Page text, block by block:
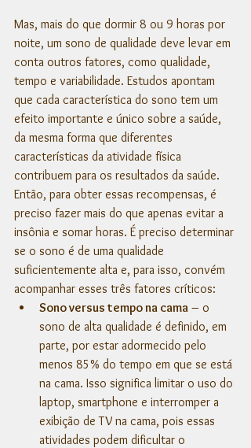
Mas, mais do que dormir 8 ou 9 horas por
noite, um sono de qualidade deve levar em
conta outros fatores, como qualidade,
tempo e variabilidade. Estudos apontam
que cada característica do sono tem um
efeito importante e único sobre a saúde,
da mesma forma que diferentes
características da atividade física
contribuem para os resultados da saúde.
Então, para obter essas recompensas, é
preciso fazer mais do que apenas evitar a
insônia e somar horas. É preciso determinar
se o sono é de uma qualidade
suficientemente alta e, para isso, convém
acompanhar esses três fatores críticos:
Sono versus tempo na cama – o
sono de alta qualidade é definido, em
parte, por estar adormecido pelo
menos 85% do tempo em que se está
na cama. Isso significa limitar o uso do
laptop, smartphone e interromper a
exibição de TV na cama, pois essas
atividades podem dificultar o